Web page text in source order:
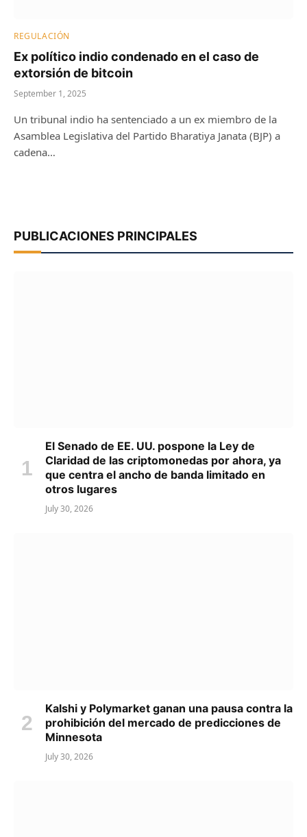
REGULACIÓN
Ex político indio condenado en el caso de
extorsión de bitcoin
September 1, 2025
Un tribunal indio ha sentenciado a un ex miembro de la
Asamblea Legislativa del Partido Bharatiya Janata (BJP) a
cadena…
PUBLICACIONES PRINCIPALES
El Senado de EE. UU. pospone la Ley de
Claridad de las criptomonedas por ahora, ya
que centra el ancho de banda limitado en
otros lugares
July 30, 2026
Kalshi y Polymarket ganan una pausa contra la
prohibición del mercado de predicciones de
Minnesota
July 30, 2026